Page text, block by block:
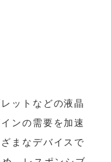
ットなどの液晶
ンの需要を加速
まなデバイスで